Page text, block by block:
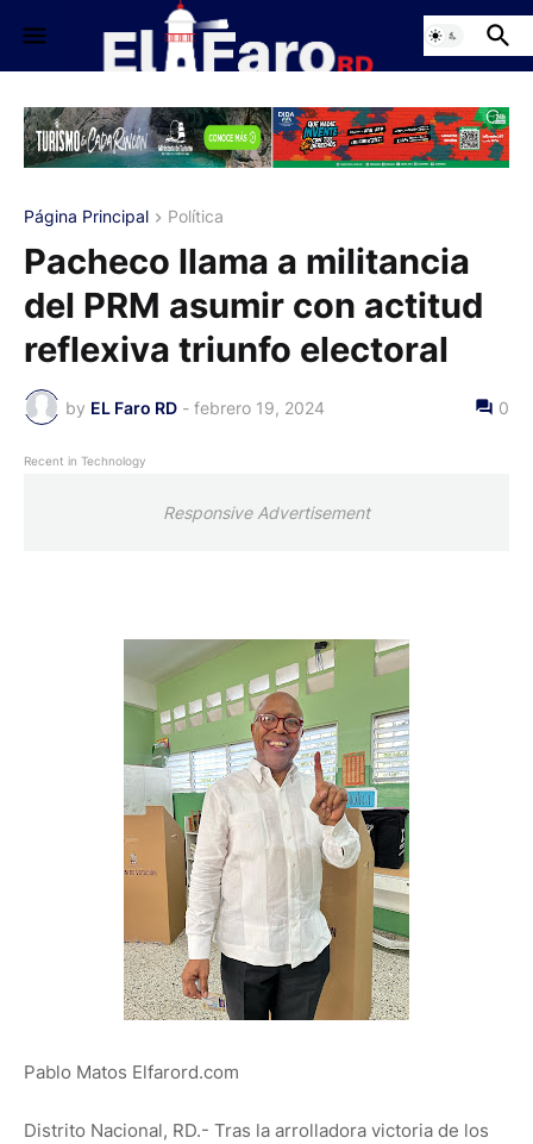
Página Principal Política
Pacheco llama a militancia
del PRM asumir con actitud
reflexiva triunfo electoral
by EL Faro RD - febrero 19, 2024 0
Recent in Technology
Responsive Advertisement
Pablo Matos Elfarord.com
Distrito Nacional, RD.- Tras la arrolladora victoria de los